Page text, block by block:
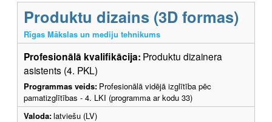
Produktu dizains (3D formas)
Rīgas Mākslas un mediju tehnikums
Profesionālā kvalifikācija: Produktu dizainera
asistents (4. PKL)
Programmas veids: Profesionālā vidējā izglītība pēc
pamatizglītības - 4. LKI (programma ar kodu 33)
Valoda:latviešu (LV)